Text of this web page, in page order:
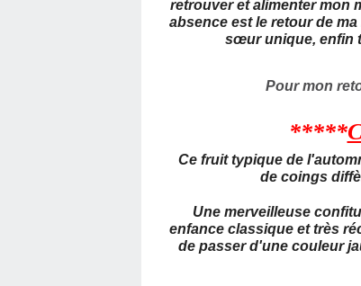
retrouver et alimenter mon
absence est le retour de
sœur unique, enfin
Pour mon
*****
Ce fruit typique de
de coings
Une merveilleuse
enfance classique et très
de passer d'une couleur